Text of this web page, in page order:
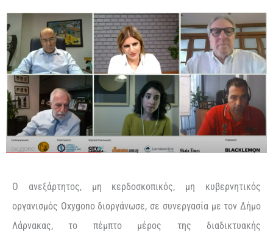
Ο ανεξάρτητος, μη κερδοσκοπικός, μη κυβερνητικός
οργανισμός Oxygonoδιοργάνωσε, σε συνεργασία με τοv Δήμο
Λάρνακας, το πέμπτο μέρος της διαδικτυακής